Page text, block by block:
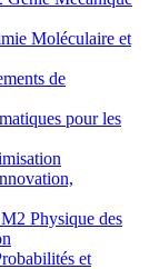
Moléculaire et
de
pour les
Physique des
et